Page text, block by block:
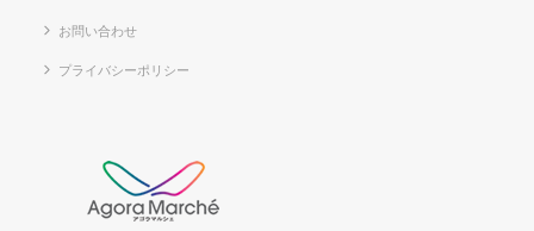
お問い合わせ
プライバシーポリシー